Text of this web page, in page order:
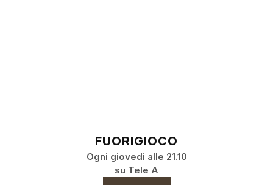
FUORIGIOCO
Ogni giovedi alle 21.10
su Tele A